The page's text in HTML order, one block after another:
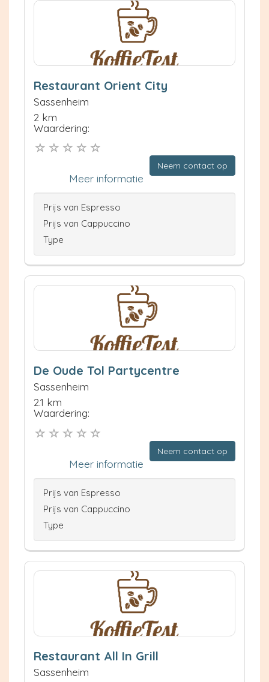
Restaurant Orient City
Sassenheim
2 km
Waardering:
Neem contact op
Meer informatie
Prijs van Espresso
Prijs van Cappuccino
Type
De Oude Tol Partycentre
Sassenheim
2.1 km
Waardering:
Neem contact op
Meer informatie
Prijs van Espresso
Prijs van Cappuccino
Type
Restaurant All In Grill
Sassenheim